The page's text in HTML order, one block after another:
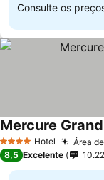
Consulte os
4 EstrelasHotel Área
Mercure
8,5 Excelente